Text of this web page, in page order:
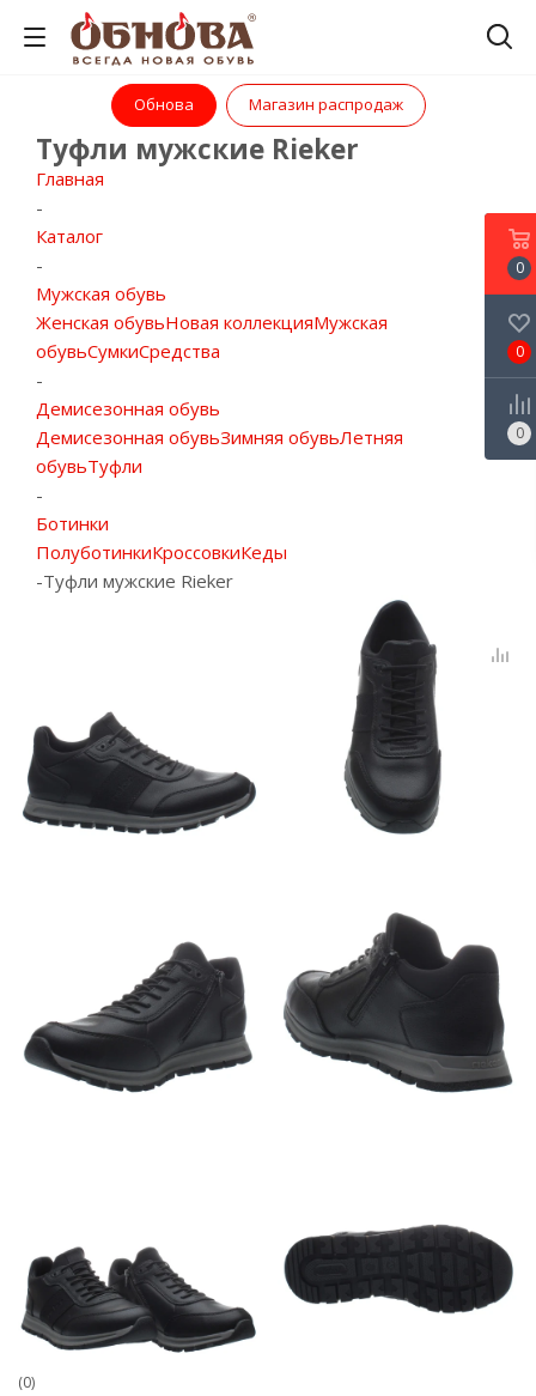
Обнова Магазин распродаж
Туфли мужские Rieker
Главная
-
Каталог
-
Мужская обувь
Женская обувьНовая коллекцияМужская
обувьСумкиСредства
-
Демисезонная обувь
Демисезонная обувьЗимняя обувьЛетняя
обувьТуфли
-
Ботинки
ПолуботинкиКроссовкиКеды
-Туфли мужские Rieker
(0)
0
0
0